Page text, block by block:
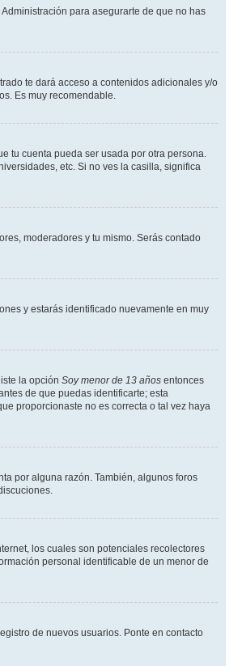
para asegurarte de que no has
te dará acceso a contenidos adicionales y/o
Es muy recomendable.
tu cuenta pueda ser usada por otra persona.
etc. Si no ves la casilla, significa
moderadores y tu mismo. Serás contado
y estarás identificado nuevamente en muy
la opción Soy menor de 13 años entonces
de que puedas identificarte; esta
proporcionaste no es correcta o tal vez haya
por alguna razón. También, algunos foros
los cuales son potenciales recolectores
personal identificable de un menor de
de nuevos usuarios. Ponte en contacto